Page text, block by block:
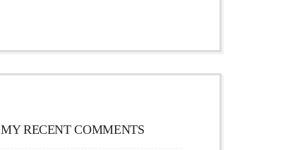
MY RECENT COMMENTS